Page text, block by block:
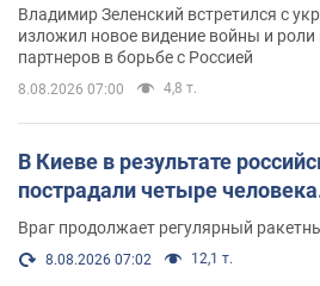
Владимир Зеленский встретился с
изложил новое видение войны и
партнеров в борьбе с Россией
8.08.2026 07:00 4,8 т.
В Киеве в результате
пострадали четыре
Враг продолжает регулярный
8.08.2026 07:02 12,1 т.